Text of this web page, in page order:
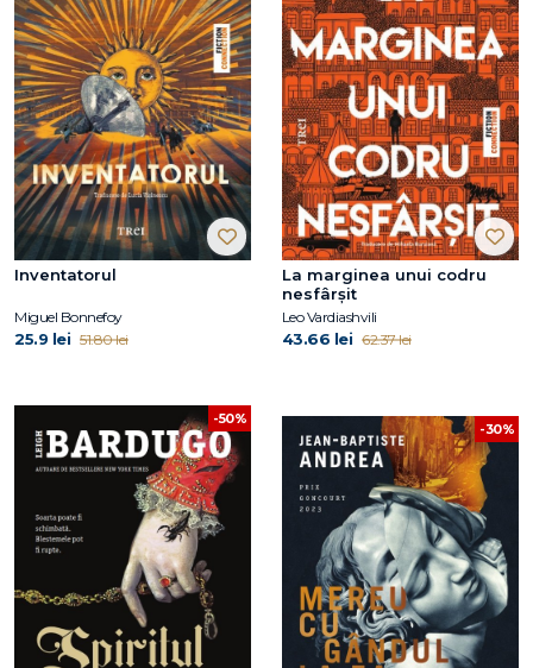
Inventatorul
Miguel Bonnefoy
25.9 lei 51.80 lei
La marginea unui codru
nesfârșit
Leo Vardiashvili
43.66 lei 62.37 lei
-50%
-30%